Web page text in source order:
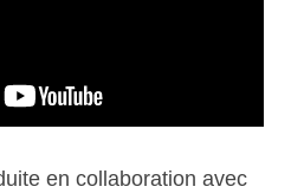
en collaboration avec